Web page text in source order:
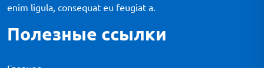
enim ligula, consequat eu feugiat a.
Полезные ссылки